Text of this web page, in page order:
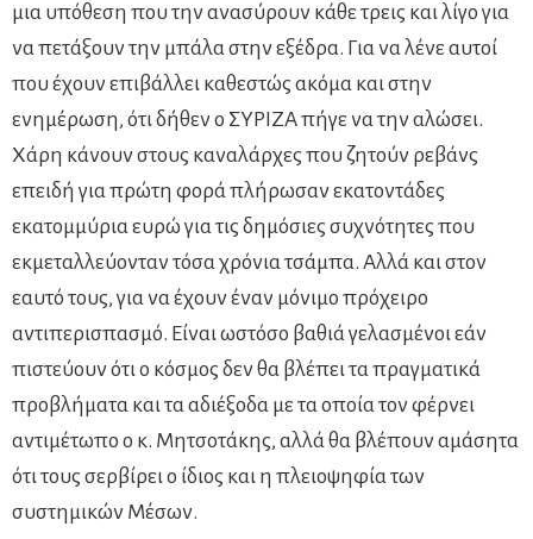
μια υπόθεση που την ανασύρουν κάθε τρεις και λίγο για
να πετάξουν την μπάλα στην εξέδρα. Για να λένε αυτοί
που έχουν επιβάλλει καθεστώς ακόμα και στην
ενημέρωση, ότι δήθεν ο ΣΥΡΙΖΑ πήγε να την αλώσει.
Χάρη κάνουν στους καναλάρχες που ζητούν ρεβάνς
επειδή για πρώτη φορά πλήρωσαν εκατοντάδες
εκατομμύρια ευρώ για τις δημόσιες συχνότητες που
εκμεταλλεύονταν τόσα χρόνια τσάμπα. Αλλά και στον
εαυτό τους, για να έχουν έναν μόνιμο πρόχειρο
αντιπερισπασμό. Είναι ωστόσο βαθιά γελασμένοι εάν
πιστεύουν ότι ο κόσμος δεν θα βλέπει τα πραγματικά
προβλήματα και τα αδιέξοδα με τα οποία τον φέρνει
αντιμέτωπο ο κ. Μητσοτάκης, αλλά θα βλέπουν αμάσητα
ότι τους σερβίρει ο ίδιος και η πλειοψηφία των
συστημικών Μέσων.